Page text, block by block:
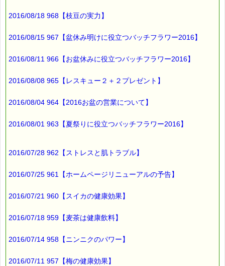
近所の公園に咲く
桜でも
十分癒しの効果を
最後まで読んでいただきありがとうございます。
*****@pass-thyme.com
━━━━━━━━☆
ｅクーポン：****-******
有効期限 ：2016/04/21(木)まで
───────────────────────────────
200円（1等）～50円（3等）の範囲内で割引きになります。
割引き金額は、買い物カゴで内容確認する際に決定します。
す。
※単品でも「こころ・サポート」などの割引き商品は対象外で
※1度のご購入につき1枚しかご利用いただけません。
2016/08/18 968【枝豆の実力】
2016/08/15 967【盆休み明けに役立つバッチフラワー2016】
2016/08/11 966【お盆休みに役立つバッチフラワー2016】
2016/08/08 965【レスキュー２＋２プレゼント】
2016/08/04 964【2016お盆の営業について】
2016/08/01 963【夏祭りに役立つバッチフラワー2016】
2016/07/28 962【ストレスと肌トラブル】
2016/07/25 961【ホームページリニューアルの予告】
2016/07/21 960【スイカの健康効果】
2016/07/18 959【麦茶は健康飲料】
2016/07/14 958【ニンニクのパワー】
2016/07/11 957【梅の健康効果】